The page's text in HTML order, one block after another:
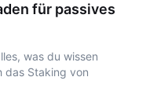
für passives
was du wissen
das Staking von